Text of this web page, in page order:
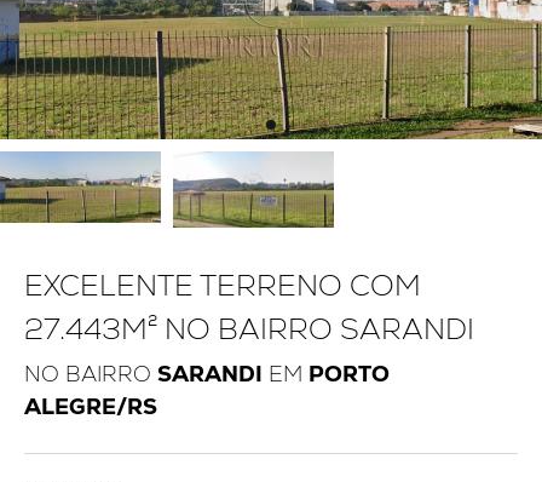
EXCELENTE TERRENO COM
27.443M² NO BAIRRO SARANDI
NO BAIRRO SARANDI EM PORTO
ALEGRE/RS